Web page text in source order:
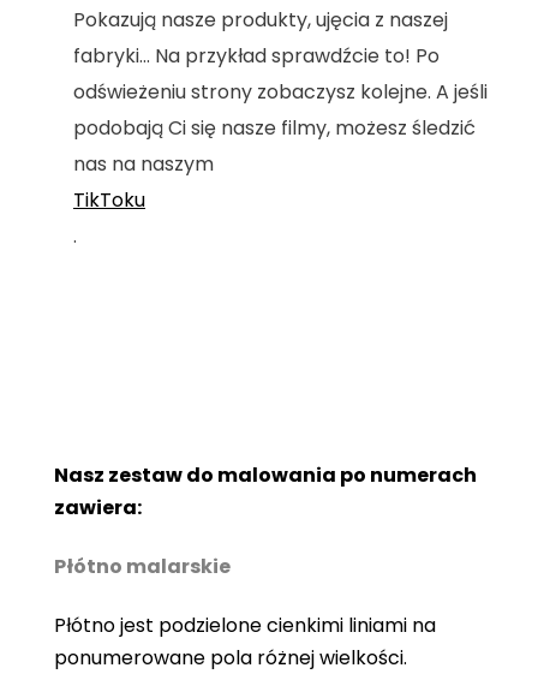
Pokazują nasze produkty, ujęcia z naszej
fabryki... Na przykład sprawdźcie to! Po
odświeżeniu strony zobaczysz kolejne. A jeśli
podobają Ci się nasze filmy, możesz śledzić
nas na naszym
TikToku
.
Nasz zestaw do malowania po numerach
zawiera:
Płótno malarskie
Płótno jest podzielone cienkimi liniami na
ponumerowane pola różnej wielkości.